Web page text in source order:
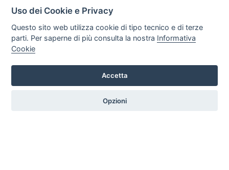
Immobiliare La Fenice di Camperi Erica
Via Argine Sinistro Goffredo Alterisio 172, 18100, Imperia
Tel. +39 3474643678 Email: erica.lafenice@gmail.com P.iva:
Uso dei Cookie e Privacy
Questo sito web utilizza cookie di tipo tecnico e di terze
parti. Per saperne di più consulta la nostra Informativa
Cookie
Accetta
Opzioni